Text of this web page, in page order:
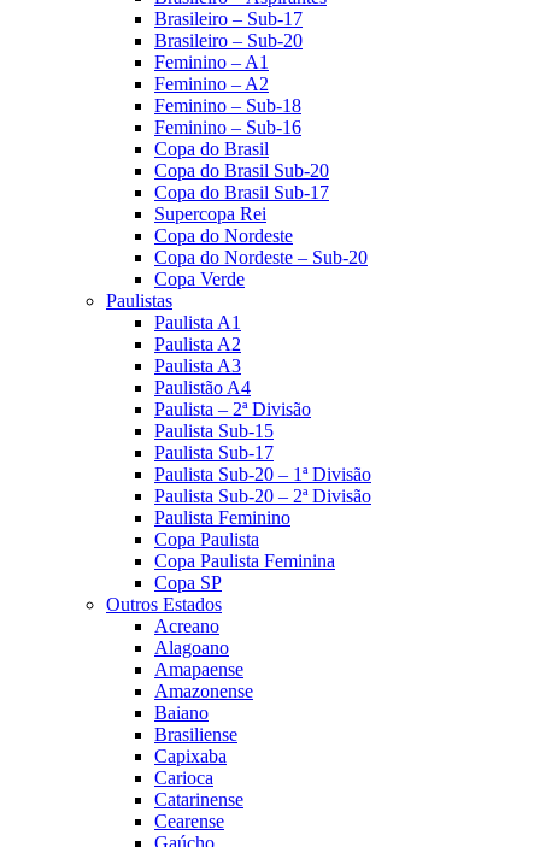
Brasileiro – Sub-17
Brasileiro – Sub-20
Feminino – A1
Feminino – A2
Feminino – Sub-18
Feminino – Sub-16
Copa do Brasil
Copa do Brasil Sub-20
Copa do Brasil Sub-17
Supercopa Rei
Copa do Nordeste
Copa do Nordeste – Sub-20
Copa Verde
Paulistas
Paulista A1
Paulista A2
Paulista A3
Paulistão A4
Paulista – 2ª Divisão
Paulista Sub-15
Paulista Sub-17
Paulista Sub-20 – 1ª Divisão
Paulista Sub-20 – 2ª Divisão
Paulista Feminino
Copa Paulista
Copa Paulista Feminina
Copa SP
Outros Estados
Acreano
Alagoano
Amapaense
Amazonense
Baiano
Brasiliense
Capixaba
Carioca
Catarinense
Cearense
Gaúcho